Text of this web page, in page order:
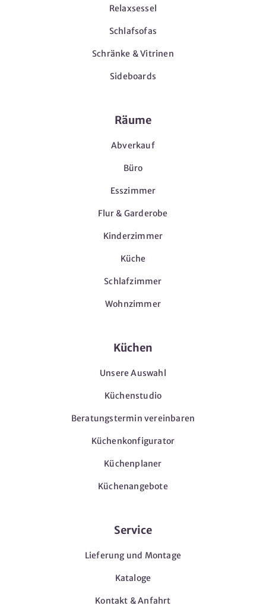
Relaxsessel
Schlafsofas
Schränke & Vitrinen
Sideboards
Räume
Abverkauf
Büro
Esszimmer
Flur & Garderobe
Kinderzimmer
Küche
Schlafzimmer
Wohnzimmer
Küchen
Unsere Auswahl
Küchenstudio
Beratungstermin vereinbaren
Küchenkonfigurator
Küchenplaner
Küchenangebote
Service
Lieferung und Montage
Kataloge
Kontakt & Anfahrt